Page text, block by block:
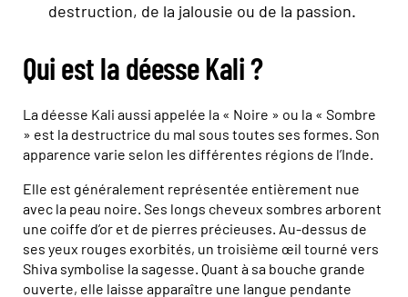
destruction, de la jalousie ou de la passion.
Qui est la déesse Kali ?
La déesse Kali aussi appelée la « Noire » ou la « Sombre
» est la destructrice du mal sous toutes ses formes. Son
apparence varie selon les différentes régions de l’Inde.
Elle est généralement représentée entièrement nue
avec la peau noire. Ses longs cheveux sombres arborent
une coiffe d’or et de pierres précieuses. Au-dessus de
ses yeux rouges exorbités, un troisième œil tourné vers
Shiva symbolise la sagesse. Quant à sa bouche grande
ouverte, elle laisse apparaître une langue pendante